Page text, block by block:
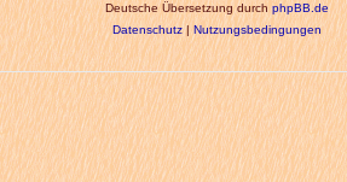
Deutsche Übersetzung durchphpBB.de
Datenschutz|Nutzungsbedingungen